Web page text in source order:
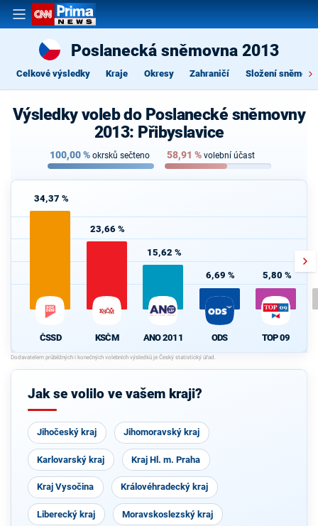
Poslanecká sněmovna 2013
Celkové výsledky Kraje Okresy Zahraničí Složení
Výsledky voleb do Poslanecké sněmovny
2013: Přibyslavice
100,00% okrsků sečteno 58,91 % volební účast
34,37 %
ČSSD
23,66 %
KSČM
15,62 %
ANO 2011
6,69 %
ODS
5,80 %
TOP 09
Jak se volilo ve vašem kraji?
Jihočeský kraj Jihomoravský kraj
Karlovarský kraj Kraj Hl. m. Praha
Kraj Vysočina Královéhradecký kraj
Liberecký kraj Moravskoslezský kraj